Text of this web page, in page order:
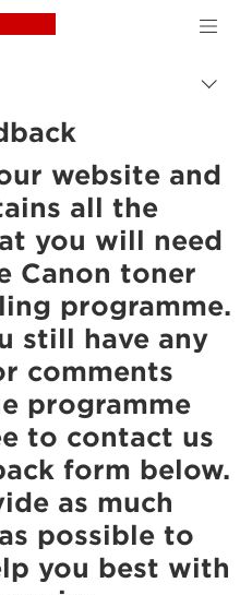
Canon Logo, back to
website and
all the
you will need
Canon toner
programme.
still have any
comments
programme
to contact us
form below.
as much
possible to
you best with